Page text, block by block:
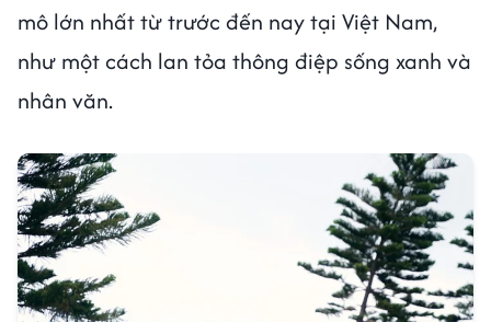
mô lớn nhất từ trước đến nay tại Việt Nam,
như một cách lan tỏa thông điệp sống xanh và
nhân văn.